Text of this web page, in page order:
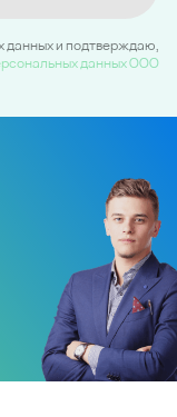
данных и подтверждаю,
данных ООО